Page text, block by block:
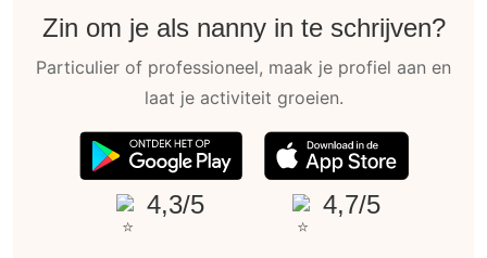
Zin om je als nanny in te schrijven?
Particulier of professioneel, maak je profiel aan en
laat je activiteit groeien.
4,3/5 4,7/5